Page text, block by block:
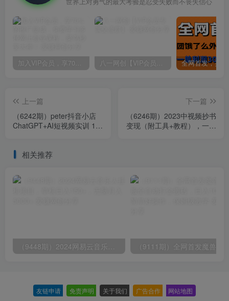
加入VIP会员，享70%的推广提成，免费学习多种网上创业课程，菜鸟秒变大神！ 八一网创【VIP会员专属交流群】
上一篇
（6242期）peter抖音小店
ChatGPT+AI短视频实训 10
下一篇
（6246期）2023中视频抄书
变现（附工具+教程），一天
相关推荐
友链申请 免责声明 关于我们 广告合作 网站地图